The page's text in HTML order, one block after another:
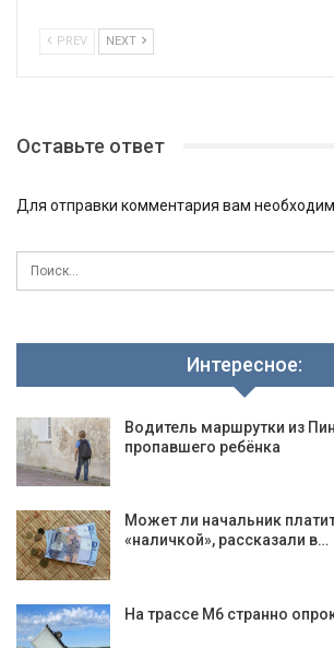
PREV NEXT
Оставьте ответ
Для отправки комментария вам
Интересное:
Водитель маршрутки из
пропавшего ребёнка
Может ли начальник
«наличкой», рассказали в…
На трассе М6 странно